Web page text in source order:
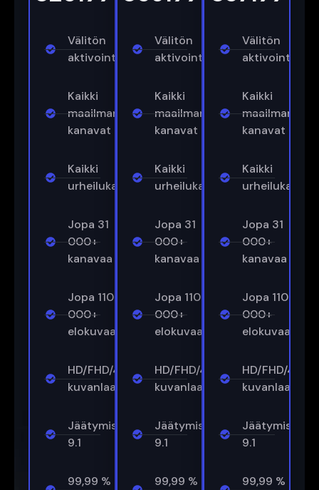
Välitön
aktivointi
Kaikki
maailman
kanavat
Kaikki
urheilukanavat
Jopa 31
000+
kanavaa
Jopa 110
000+
elokuvaa
HD/FHD/4K-
kuvanlaatu
Jäätymisenestoaine™
9.1
99,99 %
Välitön
aktivointi
Kaikki
maailman
kanavat
Kaikki
urheilukanavat
Jopa 31
000+
kanavaa
Jopa 110
000+
elokuvaa
HD/FHD/4K-
kuvanlaatu
Jäätymisenestoaine™
9.1
99,99 %
Välitön
aktivointi
Kaikki
maailman
kanavat
Kaikki
Jopa 31
000+
kanavaa
Jopa 110
000+
elokuvaa
HD/FHD/4K-
kuvanlaatu
9.1
99,99 %